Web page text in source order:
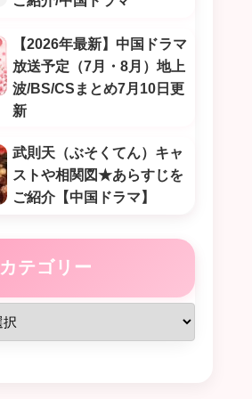
【2026年最新】中国ドラマ
放送予定（7月・8月）地上
波/BS/CSまとめ7月10日更
新
武則天（ぶそくてん）キャ
ストや相関図★あらすじを
ご紹介【中国ドラマ】
カテゴリー